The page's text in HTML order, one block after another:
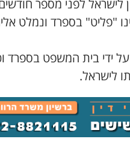
לפני מספר
"פליט" בספרד ונמלט
ידי בית המשפט בספרד
לישראל.